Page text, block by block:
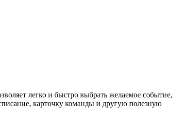
легко и быстро выбрать желаемое событие,
карточку команды и другую полезную